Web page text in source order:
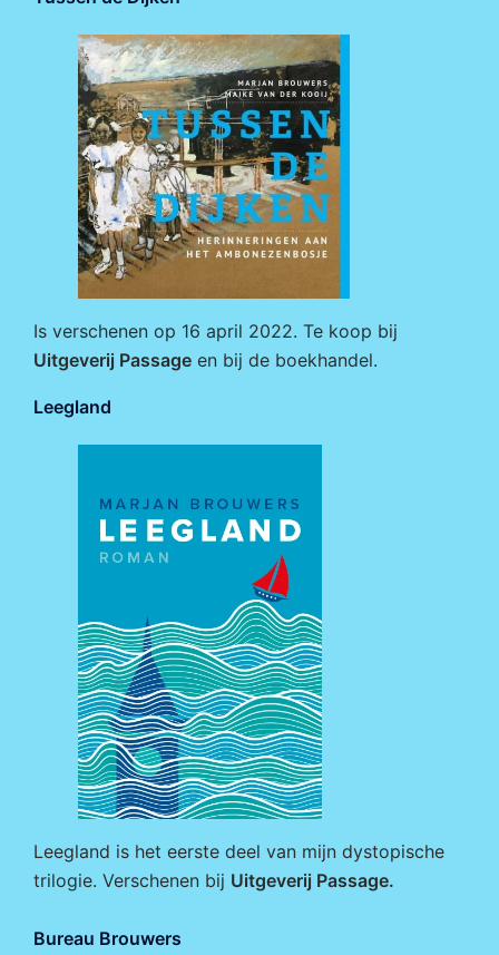
Is verschenen op 16 april 2022. Te koop bij
Uitgeverij Passage en bij de boekhandel.
Leegland
Leegland is het eerste deel van mijn dystopische
trilogie. Verschenen bij Uitgeverij Passage.
Bureau Brouwers